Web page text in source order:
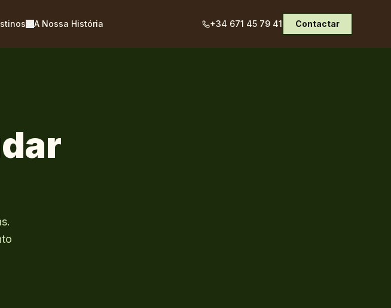
A Nossa História +34 671 45 79 41 Contactar